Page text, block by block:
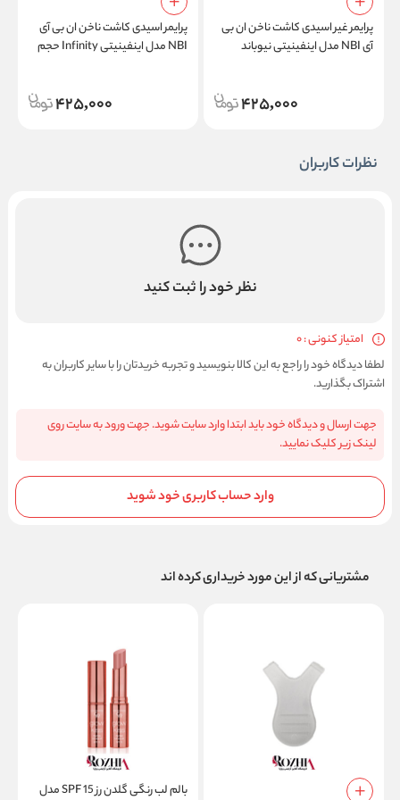
پرایمر غیر اسیدی کاشت ناخن ان بی
آی NBI مدل اینفینیتی نیوباند
425,000
پرایمر اسیدی کاشت ناخن ان بی آی
NBI مدل اینفینیتی Infinity حجم
425,000
نظرات کاربران
نظر خود را ثبت کنید
امتیاز کنونی : 0
لطفا دیدگاه خود را راجع به این کالا بنویسید و تجربه خریدتان را با سایر کاربران به
اشتراک بگذارید.
جهت ارسال و دیدگاه خود باید ابتدا وارد سایت شوید. جهت ورود به سایت روی
لینک زیر کلیک نمایید.
وارد حساب کاربری خود شوید
مشتریانی که از این مورد خریداری کرده اند
بالم لب رنگی گلدن رز SPF 15 مدل